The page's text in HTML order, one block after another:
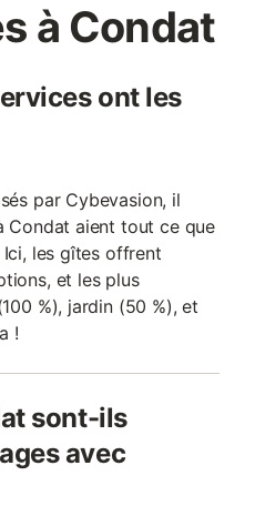
à Condat
ont les
par Cybevasion, il
Condat aient tout ce que
les gîtes offrent
et les plus
%), jardin (50 %), et
!
sont-ils
avec